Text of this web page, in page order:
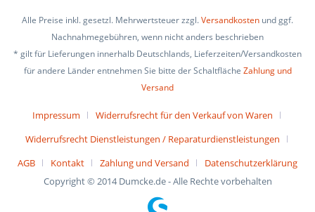
Alle Preise inkl. gesetzl. Mehrwertsteuer zzgl.Versandkosten und ggf.
Nachnahmegebühren, wenn nicht anders beschrieben
* gilt für Lieferungen innerhalb Deutschlands, Lieferzeiten/Versandkosten
für andere Länder entnehmen Sie bitte der Schaltfläche Zahlung und
Versand
Impressum
Widerrufsrecht für den Verkauf von Waren
Widerrufsrecht Dienstleistungen / Reparaturdienstleistungen
AGB
Kontakt Zahlung und Versand
Datenschutzerklärung
Copyright © 2014 Dumcke.de - Alle Rechte vorbehalten